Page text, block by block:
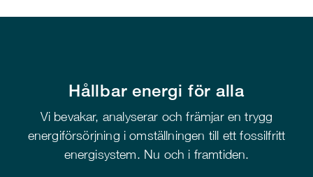
Hållbar energi för alla
Vi bevakar, analyserar och främjar en trygg
energiförsörjning i omställningen till ett fossilfritt
energisystem. Nu och i framtiden.